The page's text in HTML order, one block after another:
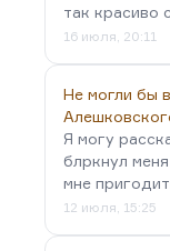
так красиво
16 июля, 20:11
Не могли бы
Я могу
блркнул
мне
12 июля, 15:25